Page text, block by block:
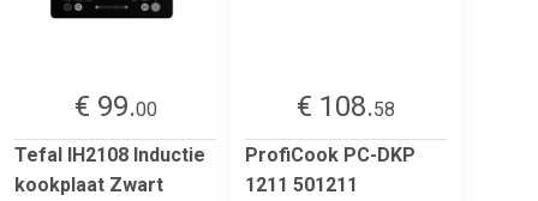
€ 99.00
Tefal IH2108 Inductie
kookplaat Zwart
€ 108.58
ProfiCook PC-DKP
1211 501211